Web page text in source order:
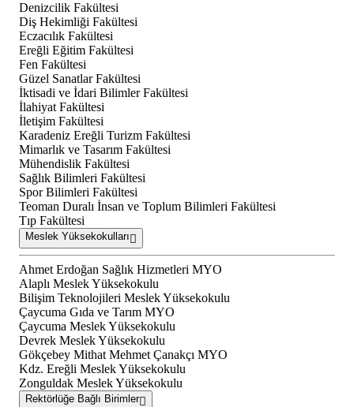
Denizcilik Fakültesi
Diş Hekimliği Fakültesi
Eczacılık Fakültesi
Ereğli Eğitim Fakültesi
Fen Fakültesi
Güzel Sanatlar Fakültesi
İktisadi ve İdari Bilimler Fakültesi
İlahiyat Fakültesi
İletişim Fakültesi
Karadeniz Ereğli Turizm Fakültesi
Mimarlık ve Tasarım Fakültesi
Mühendislik Fakültesi
Sağlık Bilimleri Fakültesi
Spor Bilimleri Fakültesi
Teoman Duralı İnsan ve Toplum Bilimleri Fakültesi
Tıp Fakültesi
Meslek Yüksekokulları
Ahmet Erdoğan Sağlık Hizmetleri MYO
Alaplı Meslek Yüksekokulu
Bilişim Teknolojileri Meslek Yüksekokulu
Çaycuma Gıda ve Tarım MYO
Çaycuma Meslek Yüksekokulu
Devrek Meslek Yüksekokulu
Gökçebey Mithat Mehmet Çanakçı MYO
Kdz. Ereğli Meslek Yüksekokulu
Zonguldak Meslek Yüksekokulu
Rektörlüğe Bağlı Birimler